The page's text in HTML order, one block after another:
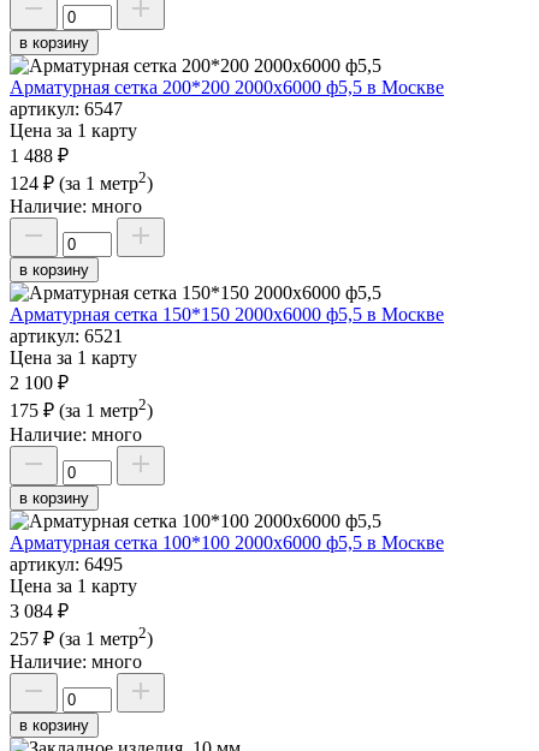
в корзину
Арматурная сетка 200*200 2000х6000 ф5,5 в Москве
артикул: 6547
Цена за 1 карту
1 488 ₽
124 ₽ (за 1 метр2)
Наличие: много
в корзину
Арматурная сетка 150*150 2000х6000 ф5,5 в Москве
артикул: 6521
Цена за 1 карту
2 100 ₽
175 ₽ (за 1 метр2)
Наличие: много
в корзину
Арматурная сетка 100*100 2000х6000 ф5,5 в Москве
артикул: 6495
Цена за 1 карту
3 084 ₽
257 ₽ (за 1 метр2)
Наличие: много
в корзину